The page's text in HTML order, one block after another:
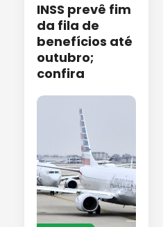
INSS prevê fim
da fila de
benefícios até
outubro;
confira